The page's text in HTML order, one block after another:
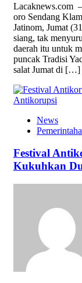
Lacaknews.com
oro Sendang
Jatinom, Jumat
siang, tak
daerah itu untuk
puncak Tradisi
salat Jumat di […]
News
Festival
Kukuhkan